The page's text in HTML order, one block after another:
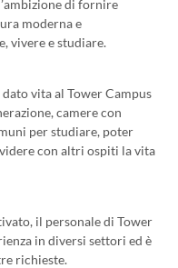
di fornire
moderna e
vivere e studiare.
vita al Tower Campus
camere con
per studiare, poter
con altri ospiti la vita
il personale di Tower
in diversi settori ed è
richieste.